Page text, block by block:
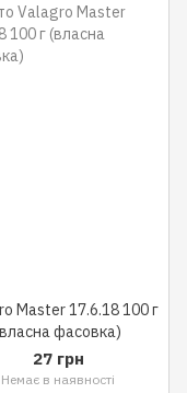
Master 17.6.18 100 г
фасовка)
27 грн
Немає в наявності